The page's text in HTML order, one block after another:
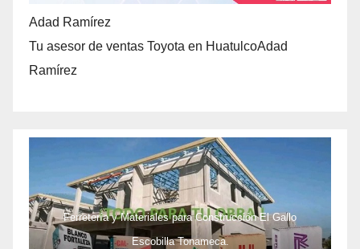
Adad Ramírez
Tu asesor de ventas Toyota en HuatulcoAdad
Ramírez
Ferretería y Materiales para Construcción El Gallo
Escobilla Tonameca.